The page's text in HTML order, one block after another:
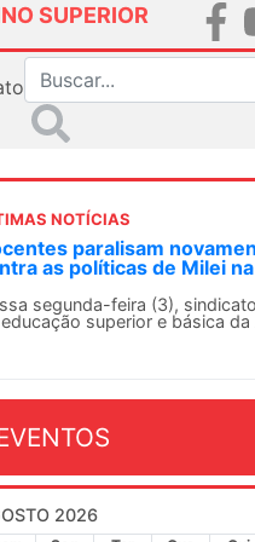
SUPERIOR
NOTÍCIAS
ANDES-SN
Solidariedade
13 de agosto
O ANDES-SN
2026